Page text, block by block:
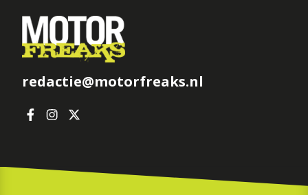
redactie@motorfreaks.nl